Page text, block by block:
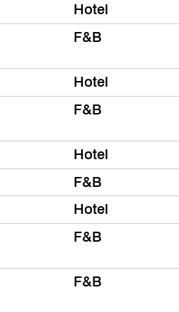
Hotel
F&B
Hotel
F&B
Hotel
F&B
Hotel
F&B
F&B